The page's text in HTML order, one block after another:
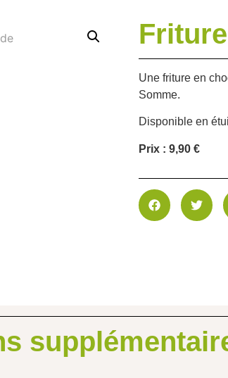
Une friture en
Somme.
Disponible en
Prix : 9,90 €